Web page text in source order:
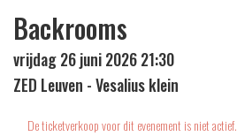
Backrooms
vrijdag 26 juni 2026 21:30
ZED Leuven - Vesalius klein
De ticketverkoop voor dit evenement is niet actief.